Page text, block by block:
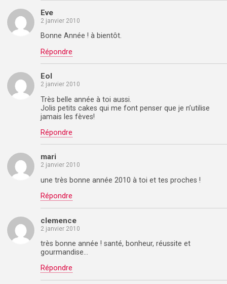
Eve
2 janvier 2010
Bonne Année ! à bientôt.
Répondre
Eol
2 janvier 2010
Très belle année à toi aussi.
Jolis petits cakes qui me font penser que je n’utilise
jamais les fèves!
Répondre
mari
2 janvier 2010
une très bonne année 2010 à toi et tes proches !
Répondre
clemence
2 janvier 2010
très bonne année ! santé, bonheur, réussite et
gourmandise…
Répondre